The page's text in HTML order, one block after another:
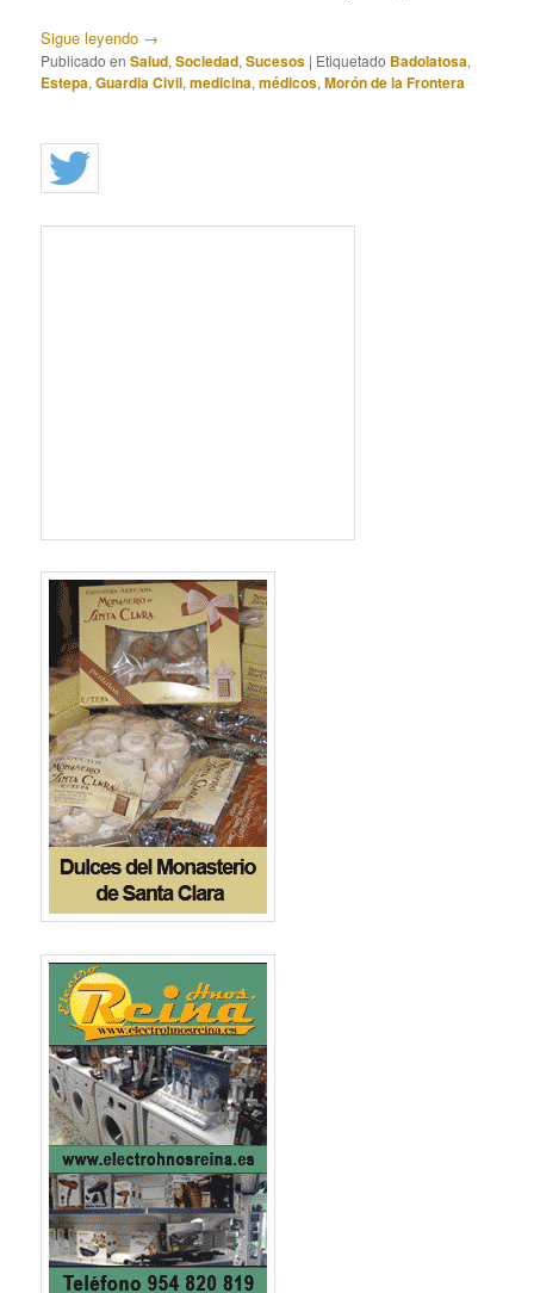
Sigue leyendo →
Publicado en Salud,Sociedad,Sucesos | Etiquetado Badolatosa,
Estepa,Guardia Civil,medicina,médicos,Morón de la Frontera